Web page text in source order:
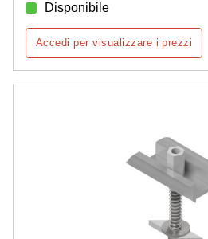
Disponibile
Accedi per visualizzare i prezzi